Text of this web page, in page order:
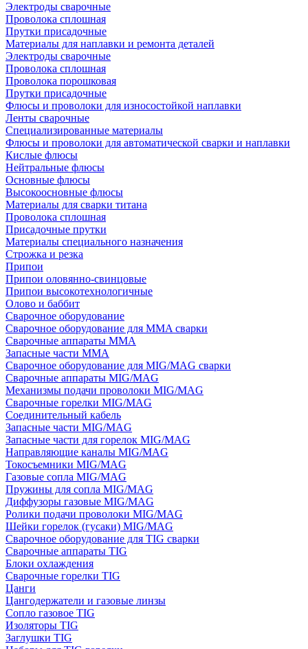
Электроды сварочные
Проволока сплошная
Прутки присадочные
Материалы для наплавки и ремонта деталей
Электроды сварочные
Проволока сплошная
Проволока порошковая
Прутки присадочные
Флюсы и проволоки для износостойкой наплавки
Ленты сварочные
Специализированные материалы
Флюсы и проволоки для автоматической сварки и наплавки
Кислые флюсы
Нейтральные флюсы
Основные флюсы
Высокоосновные флюсы
Материалы для сварки титана
Проволока сплошная
Присадочные прутки
Материалы специального назначения
Строжка и резка
Припои
Припои оловянно-свинцовые
Припои высокотехнологичные
Олово и баббит
Сварочное оборудование
Сварочное оборудование для MMA сварки
Сварочные аппараты MMA
Запасные части MMA
Сварочное оборудование для MIG/MAG сварки
Сварочные аппараты MIG/MAG
Механизмы подачи проволоки MIG/MAG
Сварочные горелки MIG/MAG
Соединительный кабель
Запасные части MIG/MAG
Запасные части для горелок MIG/MAG
Направляющие каналы MIG/MAG
Токосъемники MIG/MAG
Газовые сопла MIG/MAG
Пружины для сопла MIG/MAG
Диффузоры газовые MIG/MAG
Ролики подачи проволоки MIG/MAG
Шейки горелок (гусаки) MIG/MAG
Сварочное оборудование для TIG сварки
Сварочные аппараты TIG
Блоки охлаждения
Сварочные горелки TIG
Цанги
Цангодержатели и газовые линзы
Сопло газовое TIG
Изоляторы TIG
Заглушки TIG